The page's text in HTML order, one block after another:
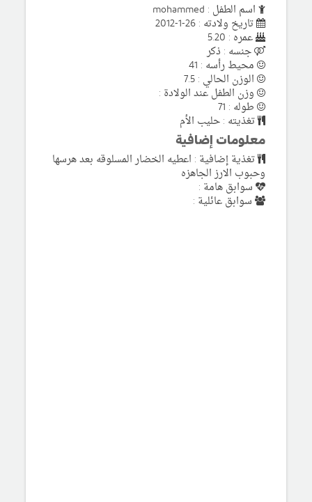
اسم الطفل : mohammed
تاريخ ولادته : 26-1-2012
عمره : 5.20
جنسه : ذكر
محيط رأسه : 41
الوزن الحالي : 7.5
وزن الطفل عند الولادة :
طوله : 71
تغذيته : حليب الأم
معلومات إضافية
تغذية إضافية : اعطيه الخضار المسلوقه بعد هرسها
وحبوب الارز الجاهزه
سوابق هامة :
سوابق عائلية :